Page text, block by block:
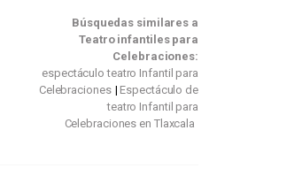
Búsquedas similares a
Teatro infantiles para
Celebraciones:
espectáculo teatro Infantil para
Celebraciones
Espectáculo de
teatro Infantil para
Celebraciones en Tlaxcala